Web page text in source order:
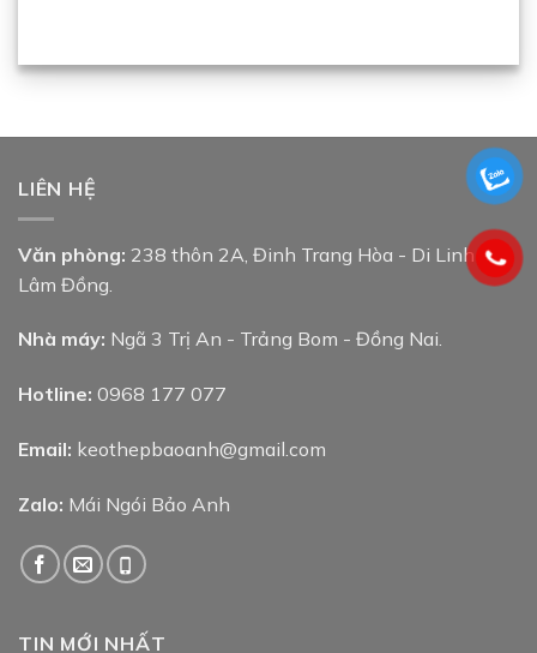
LIÊN HỆ
Văn phòng: 238 thôn 2A, Đinh Trang Hòa - Di Linh -
Lâm Đồng.
Nhà máy: Ngã 3 Trị An - Trảng Bom - Đồng Nai.
Hotline: 0968 177 077
Email: keothepbaoanh@gmail.com
Zalo: Mái Ngói Bảo Anh
TIN MỚI NHẤT